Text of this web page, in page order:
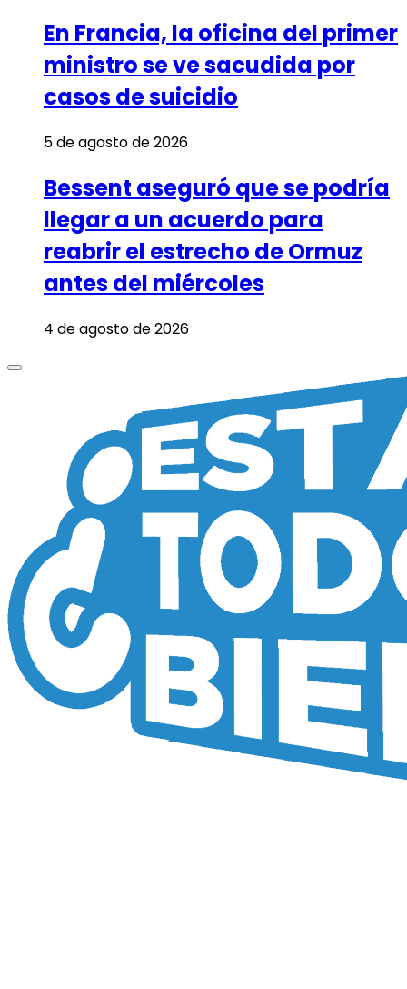
En Francia, la oficina del primer
ministro se ve sacudida por
casos de suicidio
5 de agosto de 2026
Bessent aseguró que se podría
llegar a un acuerdo para
reabrir el estrecho de Ormuz
antes del miércoles
4 de agosto de 2026